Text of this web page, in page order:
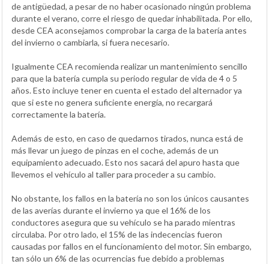
de antigüedad, a pesar de no haber ocasionado ningún problema
durante el verano, corre el riesgo de quedar inhabilitada. Por ello,
desde CEA aconsejamos comprobar la carga de la batería antes
del invierno o cambiarla, si fuera necesario.
Igualmente CEA recomienda realizar un mantenimiento sencillo
para que la batería cumpla su periodo regular de vida de 4 o 5
años. Esto incluye tener en cuenta el estado del alternador ya
que si este no genera suficiente energía, no recargará
correctamente la batería.
Además de esto, en caso de quedarnos tirados, nunca está de
más llevar un juego de pinzas en el coche, además de un
equipamiento adecuado. Esto nos sacará del apuro hasta que
llevemos el vehículo al taller para proceder a su cambio.
No obstante, los fallos en la batería no son los únicos causantes
de las averías durante el invierno ya que el 16% de los
conductores asegura que su vehículo se ha parado mientras
circulaba. Por otro lado, el 15% de las indecencias fueron
causadas por fallos en el funcionamiento del motor. Sin embargo,
tan sólo un 6% de las ocurrencias fue debido a problemas